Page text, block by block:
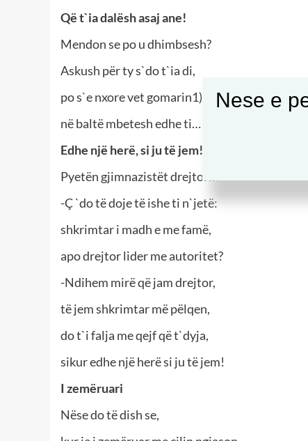
Që t`ia dalësh asaj ane!
Mendon se po u dhimbsesh?
Askush për ty s`do t`ia di,
po s`e nxore vet gomarin1),
në baltë mbetesh edhe ti…
Edhe një herë, si ju të jem!
Pyetën gjimnazistët drejtorin:
-Ç `do të doje të ishe ti n`jetë:
shkrimtar i madh e me famë,
apo drejtor lider me autoritet?
-Ndihem mirë që jam drejtor,
të jem shkrimtar më pëlqen,
do t`i falja me qejf që t`dyja,
sikur edhe një herë si ju të jem!
I zemëruari
Nëse do të dish se,
Nese e